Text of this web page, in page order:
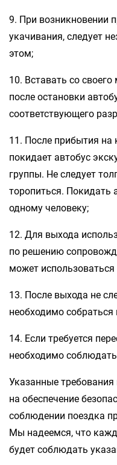
9. При возникновении
укачивания, следует
этом;
10. Вставать со
после остановки
соответствующего
11. После прибытия
покидает автобус
группы. Не следует
торопиться. Покидать
одному человеку;
12. Для выхода
по решению
может
13. После выхода не
необходимо
14. Если требуется
необходимо
Указанные
на обеспечение
соблюдении поездка
Мы надеемся, что
будет соблюдать